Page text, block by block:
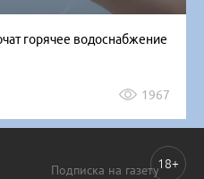
горячее водоснабжение
1967
Подписка на газету18+